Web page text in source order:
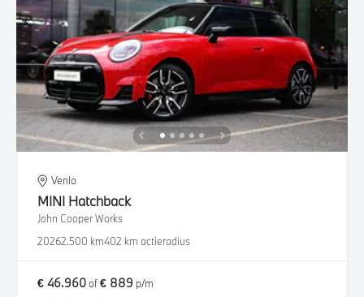
Venlo
MINI Hatchback
John Cooper Works
20262.500 km402 km actieradius
€ 46.960of€ 889 p/m